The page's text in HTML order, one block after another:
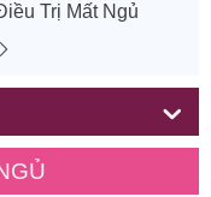
Trị Mất Ngủ